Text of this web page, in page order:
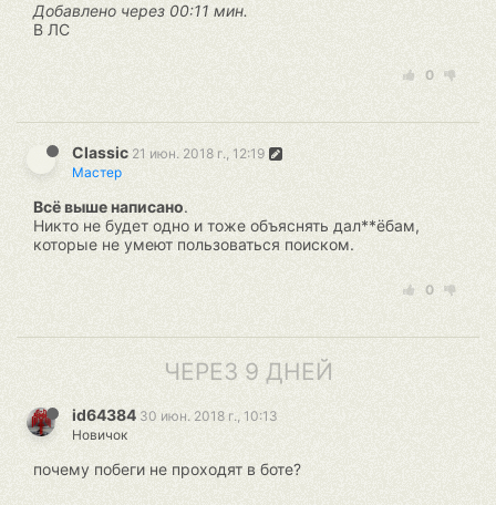
Добавлено через 00:11 мин.
В ЛС
0
Classic 21 июн. 2018 г., 12:19
Мастер
Всё выше написано.
Никто не будет одно и тоже объяснять дал**ёбам,
которые не умеют пользоваться поиском.
0
ЧЕРЕЗ 9 ДНЕЙ
id64384 30 июн. 2018 г., 10:13
Новичок
почему побеги не проходят в боте?